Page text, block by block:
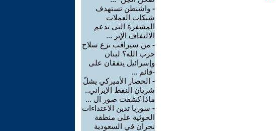
- واشنطن تستهدف
شبكات العملات
المشفرة التي تدعم
الالتفاف الإير ...
- من سيراقب نزع سلاح
حزب الله؟ لبنان
وإسرائيل يتفقان على
-قائم ...
- الحصار الأميركي يشلّ
شريان النفط الإيراني..
ماذا كشفت صور ال ...
- سوريا تدين الاعتداءات
الحوثية على منطقة
نجران في السعودية